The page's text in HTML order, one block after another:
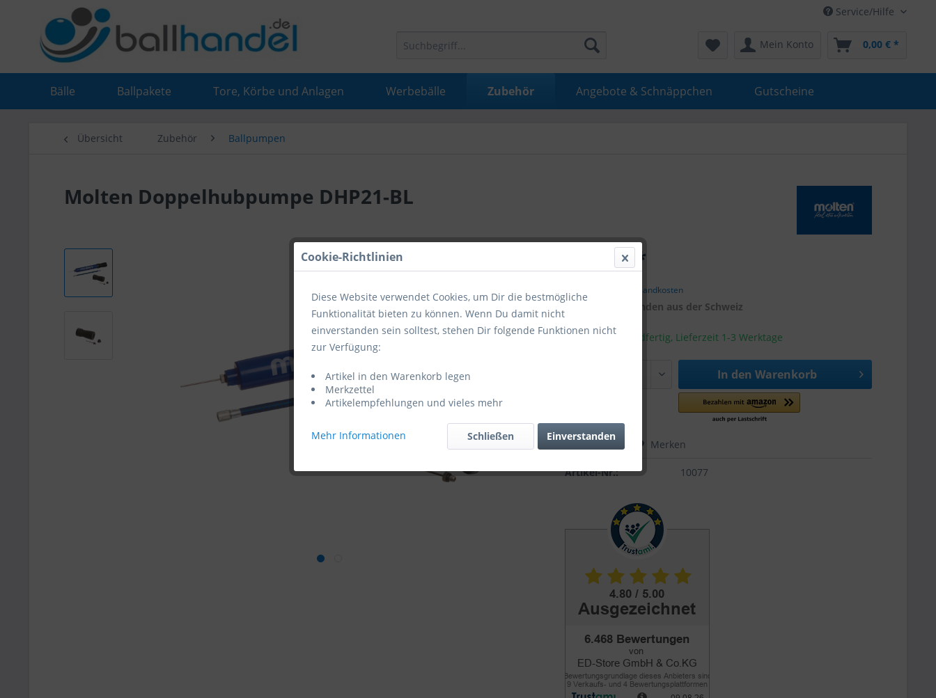
Service/Hilfe
Mein Konto 0,00 € *
Bälle Ballpakete Tore, Körbe und Anlagen Werbebälle Zubehör Angebote & Schnäppchen Gutscheine
Übersicht Zubehör Ballpumpen
Molten Doppelhubpumpe DHP21-BL
16,99 € *
inkl. Versandkosten
Kunden aus der Schweiz
Sofort versandfertig, Lieferzeit 1-3 Werktage
In den Warenkorb
Vergleichen Merken
Artikel-Nr.: 10077
Cookie-Richtlinien
Diese Website verwendet Cookies, um Dir die bestmögliche
Funktionalität bieten zu können. Wenn Du damit nicht
einverstanden sein solltest, stehen Dir folgende Funktionen nicht
zur Verfügung:
Artikel in den Warenkorb legen
Merkzettel
Artikelempfehlungen und vieles mehr
Mehr Informationen Einverstanden
Schließen